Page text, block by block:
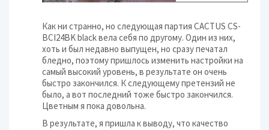
Как ни странно, но следующая партия CACTUS CS-
BCI24BK black вела себя по другому. Один из них,
хоть и был недавно выпущен, но сразу печатал
бледно, поэтому пришлось изменить настройки на
самый высокий уровень, в результате он очень
быстро закончился. К следующему претензий не
было, а вот последний тоже быстро закончился.
Цветным я пока довольна.
В результате, я пришла к выводу, что качество